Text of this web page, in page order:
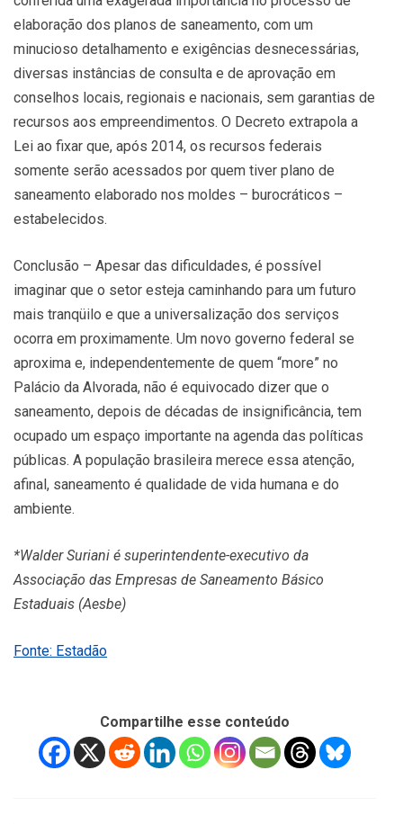
elaboração dos planos de saneamento, com um
minucioso detalhamento e exigências desnecessárias,
diversas instâncias de consulta e de aprovação em
conselhos locais, regionais e nacionais, sem garantias de
recursos aos empreendimentos. O Decreto extrapola a
Lei ao fixar que, após 2014, os recursos federais
somente serão acessados por quem tiver plano de
saneamento elaborado nos moldes – burocráticos –
estabelecidos.
Conclusão – Apesar das dificuldades, é possível
imaginar que o setor esteja caminhando para um futuro
mais tranqüilo e que a universalização dos serviços
ocorra em proximamente. Um novo governo federal se
aproxima e, independentemente de quem “more” no
Palácio da Alvorada, não é equivocado dizer que o
saneamento, depois de décadas de insignificância, tem
ocupado um espaço importante na agenda das políticas
públicas. A população brasileira merece essa atenção,
afinal, saneamento é qualidade de vida humana e do
ambiente.
*Walder Suriani é superintendente-executivo da
Associação das Empresas de Saneamento Básico
Estaduais (Aesbe)
Fonte: Estadão
Compartilhe esse conteúdo